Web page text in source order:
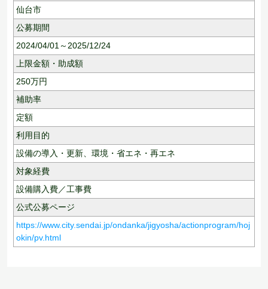
仙台市
公募期間
2024/04/01～2025/12/24
上限金額・助成額
250万円
補助率
定額
利用目的
設備の導入・更新、 環境・省エネ・再エネ
対象経費
設備購入費／工事費
公式公募ページ
https://www.city.sendai.jp/ondanka/jigyosha/actionprogram/hoj
okin/pv.html